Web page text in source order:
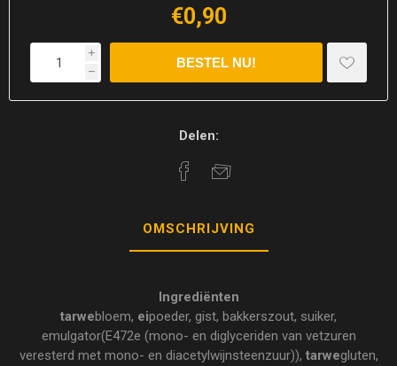
€0,90
i
h
Delen:
OMSCHRIJVING
Ingrediënten
tarwebloem, eipoeder, gist, bakkerszout, suiker,
emulgator(E472e (mono- en diglyceriden van vetzuren
veresterd met mono- en diacetylwijnsteenzuur)), tarwegluten,